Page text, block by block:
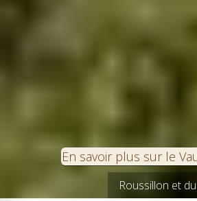
Roussillon et
En savoir plus sur le